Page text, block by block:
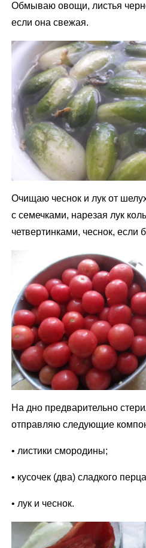
Обмываю овощи, листья
если она свежая.
Очищаю чеснок и лук от
с семечками, нарезая лук
четвертинками, чеснок, если
На дно предварительно
отправляю следующие
• листики смородины;
• кусочек (два) сладкого
• лук и чеснок.